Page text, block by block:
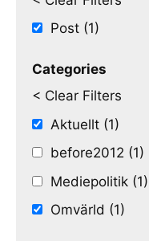
Post (1)
Categories
< Clear Filters
Aktuellt (1)
before2012 (1)
Mediepolitik (1)
Omvärld (1)